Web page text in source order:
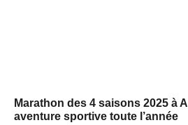
Marathon des 4 saisons 2025 à
aventure sportive toute l’année